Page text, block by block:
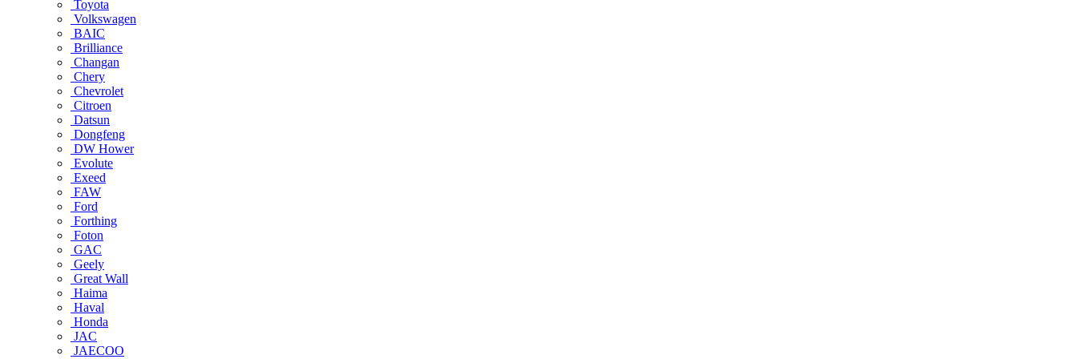
Toyota
Volkswagen
BAIC
Brilliance
Changan
Chery
Chevrolet
Citroen
Datsun
Dongfeng
DW Hower
Evolute
Exeed
FAW
Ford
Forthing
Foton
GAC
Geely
Great Wall
Haima
Haval
Honda
JAC
JAECOO